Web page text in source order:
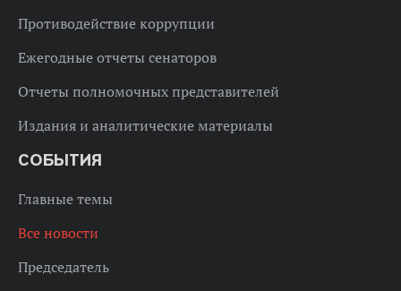
Противодействие коррупции
Ежегодные отчеты сенаторов
Отчеты полномочных представителей
Издания и аналитические материалы
СОБЫТИЯ
Главные темы
Все новости
Председатель